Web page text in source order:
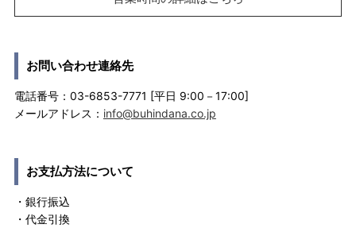
お問い合わせ連絡先
電話番号：03-6853-7771 [平日 9:00－17:00]
メールアドレス： info@buhindana.co.jp
お支払方法について
・銀行振込
・代金引換